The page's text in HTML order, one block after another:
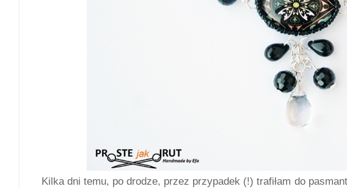
Kilka dni temu, po drodze, przez przypadek (!) trafiłam do